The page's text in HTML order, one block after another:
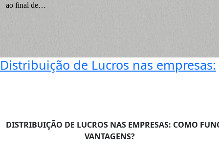
ao final de…
Distribuição de Lucros nas empresas:
DISTRIBUIÇÃO DE LUCROS NAS EMPRESAS: COMO
VANTAGENS?